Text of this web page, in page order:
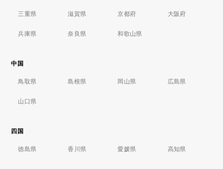
三重県 滋賀県 京都府 大阪府
兵庫県 奈良県 和歌山県
中国
鳥取県 島根県 岡山県 広島県
山口県
四国
徳島県 香川県 愛媛県 高知県